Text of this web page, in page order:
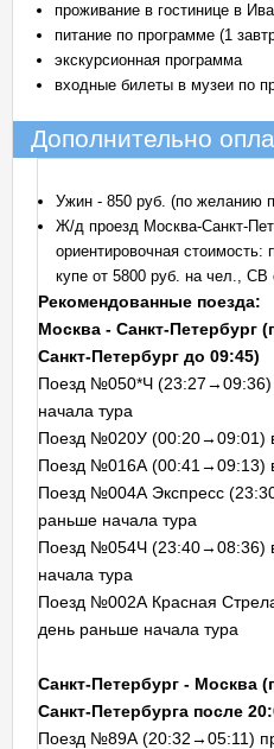
проживание в гостинице в
питание по программе (1
экскурсионная программа
входные билеты в музеи по
Дополнительно
Ужин - 850 руб. (по желанию
Ж/д проезд Москва-Санкт-
ориентировочная стоимость:
купе от 5800 руб. на чел., СВ
Рекомендованные поезда:
Москва - Санкт-Петербург
Санкт-Петербург до 09:45)
Поезд №050*Ч (23:27→09:36)
начала тура
Поезд №020У (00:20→09:01)
Поезд №016А (00:41→09:13)
Поезд №004А Экспресс
раньше начала тура
Поезд №054Ч (23:40→08:36)
начала тура
Поезд №002А Красная
день раньше начала тура
Санкт-Петербург - Москва
Санкт-Петербурга после
Поезд №89А (20:32→05:11)